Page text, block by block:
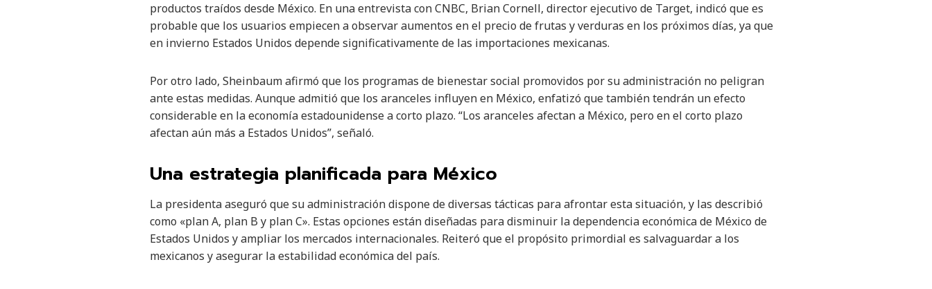
productos traídos desde México. En una entrevista con CNBC, Brian Cornell, director ejecutivo de Target, indicó que es
probable que los usuarios empiecen a observar aumentos en el precio de frutas y verduras en los próximos días, ya que
en invierno Estados Unidos depende significativamente de las importaciones mexicanas.
Por otro lado, Sheinbaum afirmó que los programas de bienestar social promovidos por su administración no peligran
ante estas medidas. Aunque admitió que los aranceles influyen en México, enfatizó que también tendrán un efecto
considerable en la economía estadounidense a corto plazo. “Los aranceles afectan a México, pero en el corto plazo
afectan aún más a Estados Unidos”, señaló.
Una estrategia planificada para México
La presidenta aseguró que su administración dispone de diversas tácticas para afrontar esta situación, y las describió
como «plan A, plan B y plan C». Estas opciones están diseñadas para disminuir la dependencia económica de México de
Estados Unidos y ampliar los mercados internacionales. Reiteró que el propósito primordial es salvaguardar a los
mexicanos y asegurar la estabilidad económica del país.